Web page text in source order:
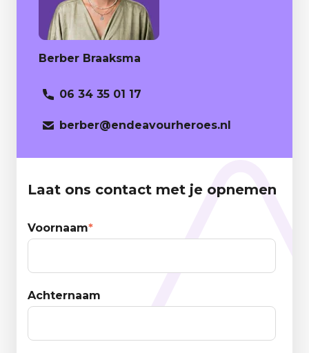
Berber Braaksma
06 34 35 01 17
berber@endeavourheroes.nl
Laat ons contact met je opnemen
Voornaam*
Achternaam